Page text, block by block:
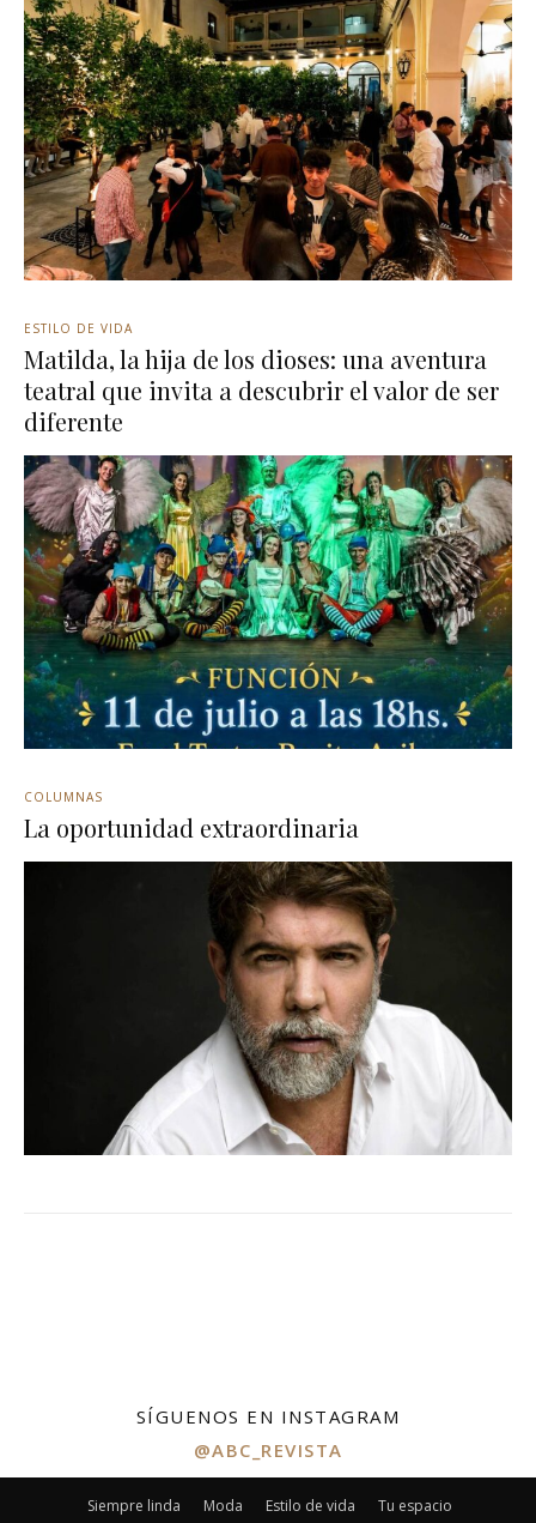
ESTILO DE VIDA
Matilda, la hija de los dioses: una aventura
teatral que invita a descubrir el valor de ser
diferente
COLUMNAS
La oportunidad extraordinaria
SÍGUENOS EN INSTAGRAM
@ABC_REVISTA
Siempre linda Moda Estilo de vida
Tu espacio